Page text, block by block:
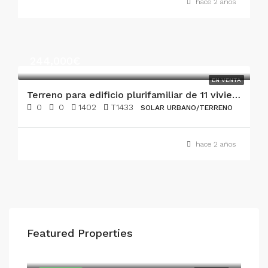
hace 2 años
EN VENTA
Terreno para edificio plurifamiliar de 11 viviendas en venta en Santa Margalida
0 0 1402 T1433 SOLAR URBANO/TERRENO
hace 2 años
Featured Properties